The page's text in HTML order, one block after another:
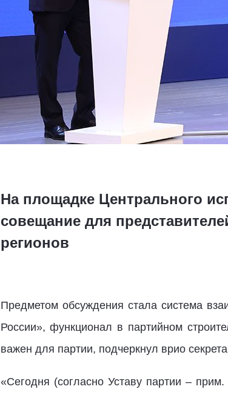
На площадке Центрального
совещание для
регионов
Предметом обсуждения стала система
России», функционал в партийном
важен для партии, подчеркнул врио
«Сегодня (согласно Уставу партии –